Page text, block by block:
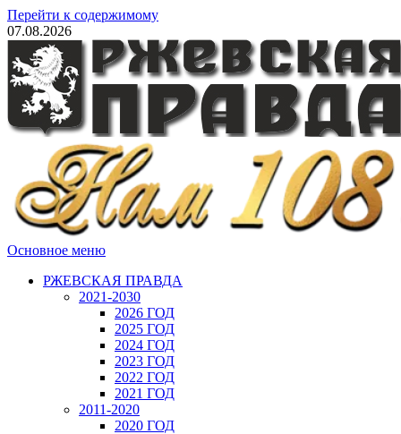
Перейти к содержимому
07.08.2026
Основное меню
РЖЕВСКАЯ ПРАВДА
2021-2030
2026 ГОД
2025 ГОД
2024 ГОД
2023 ГОД
2022 ГОД
2021 ГОД
2011-2020
2020 ГОД